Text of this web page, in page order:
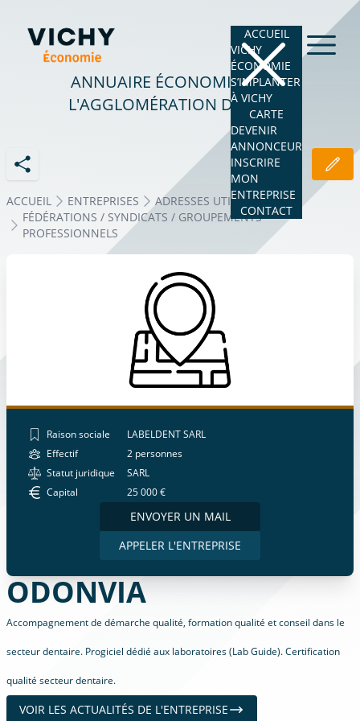
ACCUEIL
VICHY
ÉCONOMIE
S’IMPLANTER
À VICHY
CARTE
DEVENIR
ANNONCEUR
INSCRIRE
MON
ENTREPRISE
CONTACT
ANNUAIRE ÉCONOMIQUE DE
L'AGGLOMÉRATION DE VICHY
ACCUEIL ENTREPRISES
ADRESSES UTILES
FÉDÉRATIONS / SYNDICATS / GROUPEMENTS
PROFESSIONNELS
Raison sociale
LABELDENT SARL
Effectif
2 personnes
Statut juridique
SARL
Capital
25 000 €
ENVOYER UN MAIL
APPELER L'ENTREPRISE
ODONVIA
Accompagnement de démarche qualité, formation qualité et conseil dans le
secteur dentaire. Progiciel dédié aux laboratoires (Lab Guide). Certification
qualité secteur dentaire.
VOIR LES ACTUALITÉS DE L'ENTREPRISE